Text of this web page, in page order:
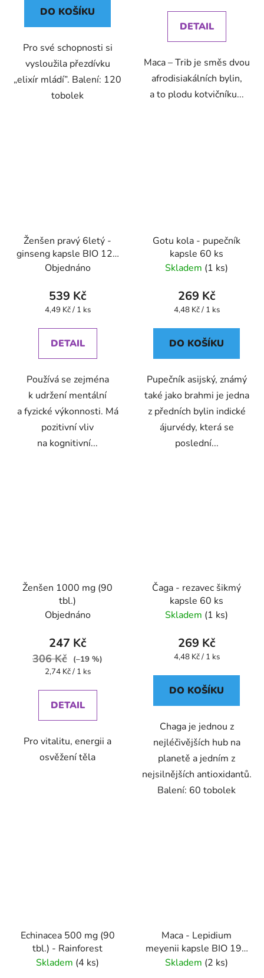
DO KOŠÍKU
Pro své schopnosti si
vysloužila přezdívku
„elixír mládí”. Balení: 120
tobolek
DETAIL
Maca – Trib je směs dvou
afrodisiakálních bylin,
a to plodu kotvičníku...
Ženšen pravý 6letý -
ginseng kapsle BIO 120
ks
Objednáno
539 Kč
Měrná
4,49 Kč / 1 ks
DETAIL
Používá se zejména
k udržení mentální
a fyzické výkonnosti. Má
pozitivní vliv
na kognitivní...
Gotu kola - pupečník
kapsle 60 ks
Skladem (1 ks)
269 Kč
Měrná
4,48 Kč / 1 ks
DO KOŠÍKU
Pupečník asijský, známý
také jako brahmi je jedna
z předních bylin indické
ájurvédy, která se
poslední...
Ženšen 1000 mg (90
tbl.)
Objednáno
247 Kč
306 Kč
(–19 %)
Měrná
2,74 Kč / 1 ks
DETAIL
Pro vitalitu, energii a
osvěžení těla
Čaga - rezavec šikmý
kapsle 60 ks
Skladem (1 ks)
269 Kč
Měrná
4,48 Kč / 1 ks
DO KOŠÍKU
Chaga je jednou z
nejléčivějších hub na
planetě a jedním z
nejsilnějších antioxidantů.
Balení: 60 tobolek
Echinacea 500 mg (90
tbl.) - Rainforest
Skladem (4 ks)
Maca - Lepidium
meyenii kapsle BIO 190
ks
Skladem (2 ks)